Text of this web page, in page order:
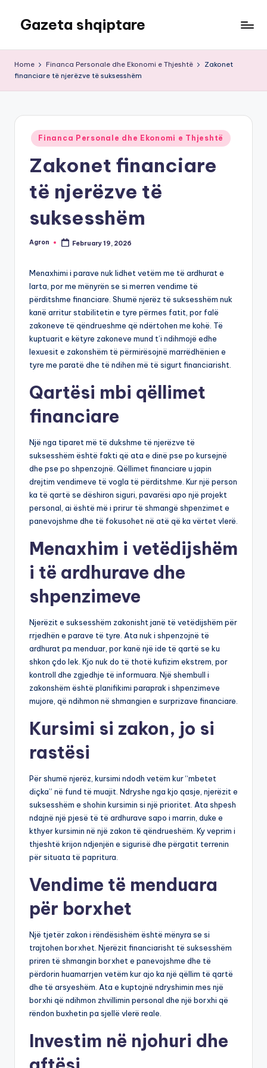
content
Gazeta shqiptare
Home Financa Personale dhe Ekonomi e Thjeshtë
Zakonet
financiare të njerëzve të suksesshëm
Posted
in
Financa Personale dhe Ekonomi e Thjeshtë
Zakonet financiare
të njerëzve të
suksesshëm
Posted
Agron February 19, 2026
Menaxhimi i parave nuk lidhet vetëm me të ardhurat e
larta, por me mënyrën se si merren vendime të
përditshme financiare. Shumë njerëz të suksesshëm nuk
kanë arritur stabilitetin e tyre përmes fatit, por falë
zakoneve të qëndrueshme që ndërtohen me kohë. Të
kuptuarit e këtyre zakoneve mund t’i ndihmojë edhe
lexuesit e zakonshëm të përmirësojnë marrëdhënien e
tyre me paratë dhe të ndihen më të sigurt financiarisht.
Qartësi mbi qëllimet
financiare
Një nga tiparet më të dukshme të njerëzve të
suksesshëm është fakti që ata e dinë pse po kursejnë
dhe pse po shpenzojnë. Qëllimet financiare u japin
drejtim vendimeve të vogla të përditshme. Kur një person
ka të qartë se dëshiron siguri, pavarësi apo një projekt
personal, ai është më i prirur të shmangë shpenzimet e
panevojshme dhe të fokusohet në atë që ka vërtet vlerë.
Menaxhim i vetëdijshëm
i të ardhurave dhe
shpenzimeve
Njerëzit e suksesshëm zakonisht janë të vetëdijshëm për
rrjedhën e parave të tyre. Ata nuk i shpenzojnë të
ardhurat pa menduar, por kanë një ide të qartë se ku
shkon çdo lek. Kjo nuk do të thotë kufizim ekstrem, por
kontroll dhe zgjedhje të informuara. Një shembull i
zakonshëm është planifikimi paraprak i shpenzimeve
mujore, që ndihmon në shmangien e surprizave financiare.
Kursimi si zakon, jo si
rastësi
Për shumë njerëz, kursimi ndodh vetëm kur “mbetet
diçka” në fund të muajit. Ndryshe nga kjo qasje, njerëzit e
suksesshëm e shohin kursimin si një prioritet. Ata shpesh
ndajnë një pjesë të të ardhurave sapo i marrin, duke e
kthyer kursimin në një zakon të qëndrueshëm. Ky veprim i
thjeshtë krijon ndjenjën e sigurisë dhe përgatit terrenin
për situata të papritura.
Vendime të menduara
për borxhet
Një tjetër zakon i rëndësishëm është mënyra se si
trajtohen borxhet. Njerëzit financiarisht të suksesshëm
priren të shmangin borxhet e panevojshme dhe të
përdorin huamarrjen vetëm kur ajo ka një qëllim të qartë
dhe të arsyeshëm. Ata e kuptojnë ndryshimin mes një
borxhi që ndihmon zhvillimin personal dhe një borxhi që
rëndon buxhetin pa sjellë vlerë reale.
Investim në njohuri dhe